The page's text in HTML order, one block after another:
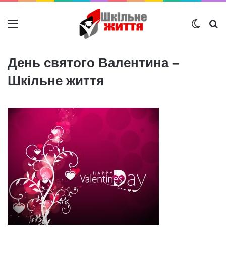
Меню
День святого Валентина –
Шкільне життя